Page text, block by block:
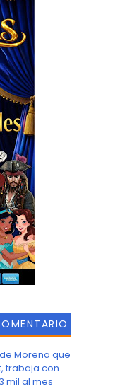
Morena que
trabaja con
mil al mes